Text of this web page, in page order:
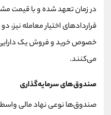
در زمان تعهد شده و با قیمت
قراردادهای اختیار معامله نیز،
خصوص خرید و فروش یک دارایی
می‌کنند.
صندوق‌های سرمایه‌گذاری
صندوق‌ها نوعی نهاد مالی